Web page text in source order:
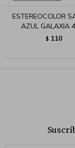
ESTEREOCOLOR
AZUL GALAXIA
$ 110